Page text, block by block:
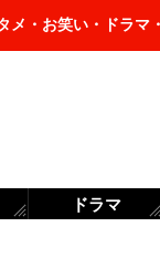
メ・お笑い・ドラマ
ドラマ